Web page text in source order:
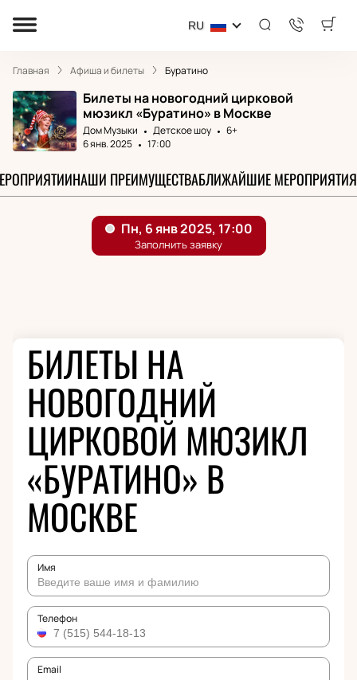
RU
Главная Афиша и билеты Буратино
Билеты на новогодний цирковой
мюзикл «Буратино» в Москве
Дом Музыки Детское шоу
6+
6 янв. 2025
17:00
НАШИ ПРЕИМУЩЕСТВАБЛИЖАЙШИЕ МЕРОПРИЯТИЯ
БИЛЕТЫ НА
НОВОГОДНИЙ
ЦИРКОВОЙ МЮЗИКЛ
«БУРАТИНО» В
МОСКВЕ
Имя
Телефон
Email